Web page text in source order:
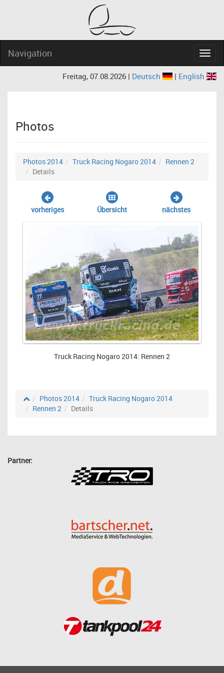
Navigation
Freitag, 07.08.2026 | Deutsch | English
Photos
Photos 2014 Truck Racing Nogaro 2014
Rennen 2
Details
vorheriges Übersicht nächstes
Truck Racing Nogaro 2014: Rennen 2
Photos 2014
Truck Racing Nogaro 2014
Rennen 2
Details
Partner: